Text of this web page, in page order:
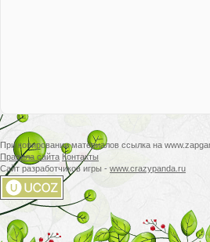
При копировании материалов ссылка на
Правила сайта Контакты
Сайт разработчиков игры - www.crazypanda.ru